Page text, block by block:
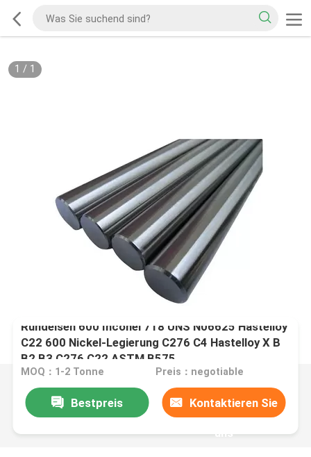
1 / 1
Rundeisen 600 Inconel 718 UNS N06625 Hastelloy
C22 600 Nickel-Legierung C276 C4 Hastelloy X B
B2 B3 C276 C22 ASTM B575
MOQ：1-2 Tonne Preis：negotiable
Bestpreis Kontaktieren Sie
uns